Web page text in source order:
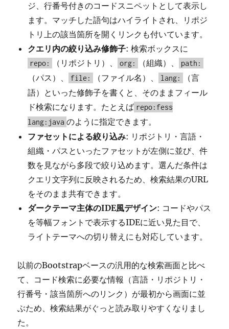
ジ、行番号付きのコードスニペットとして表示し
ます。マッチした語句はハイライトされ、リポジ
トリ上の該当箇所を開くリンクも付いています。
クエリ内の絞り込み修飾子: 検索ボックスに
repo: （リポジトリ）、 org: （組織）、 path:
（パス）、 file: （ファイル名）、 lang:
（言
語）といった修飾子を書くと、そのままフィール
ド検索になります。たとえば repo:fess
lang:java のように指定できます。
ファセットによる絞り込み: リポジトリ・言語・
組織・パスといったファセットが左側に並び、件
数を見ながら多段で絞り込めます。選んだ条件は
クエリ文字列に反映されるため、検索結果のURL
をそのまま共有できます。
ダークテーマ主体のIDE風デザイン: コードやパス
を等幅フォントで表示するIDEに近い見た目で、
ライトテーマへの切り替えにも対応しています。
以前のBootstrapベースの汎用的な検索画面と比べ
て、コード検索に必要な情報（言語・リポジトリ・
行番号・該当箇所へのリンク）が最初から画面に並
ぶため、検索結果がぐっと読み取りやすくなりまし
た。